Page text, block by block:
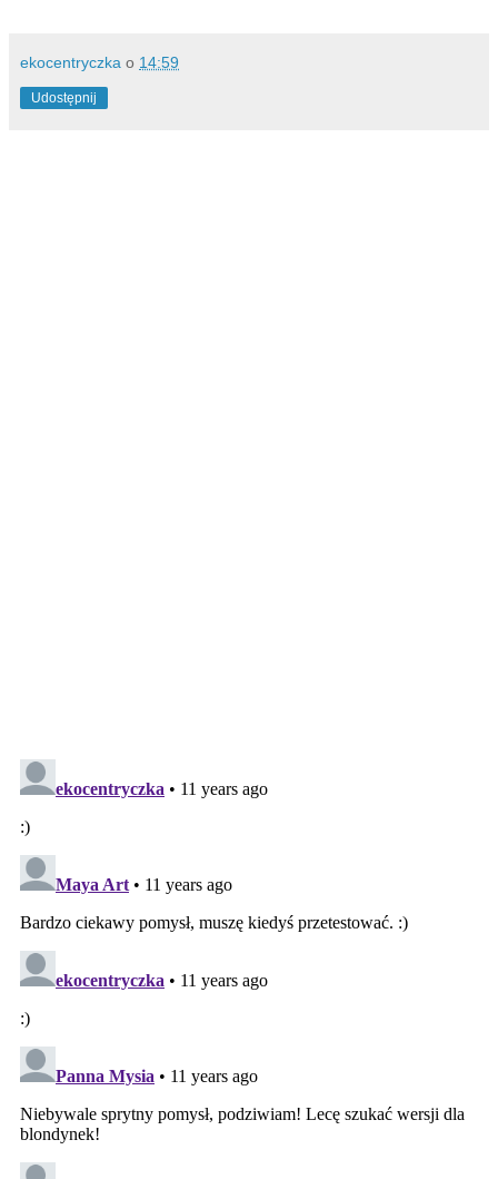
ekocentryczka o 14:59
Udostępnij